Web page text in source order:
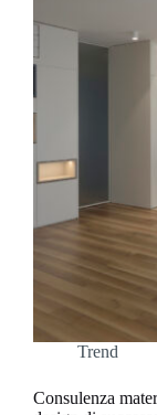
Trend
Consulenza